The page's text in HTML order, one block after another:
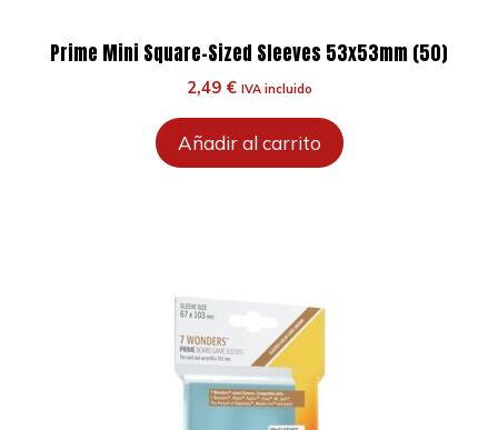
Prime Mini Square-Sized Sleeves 53x53mm (50)
2,49 € IVA incluido
Añadir al carrito